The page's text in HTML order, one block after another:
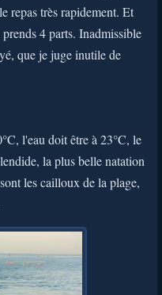
repas très rapidement. Et
4 parts. Inadmissible
que je juge inutile de
l'eau doit être à 23°C, le
la plus belle natation
les cailloux de la plage,